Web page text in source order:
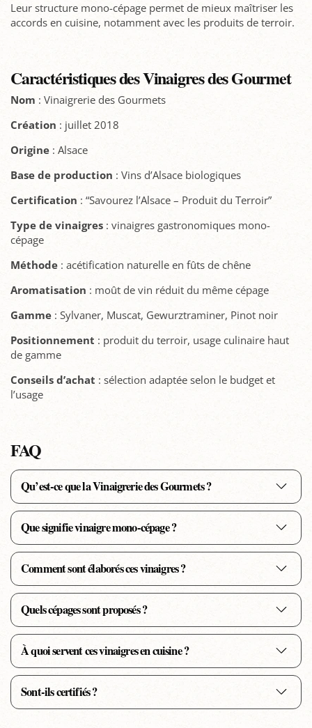
Leur structure mono-cépage permet de mieux maîtriser les
accords en cuisine, notamment avec les produits de terroir.
Caractéristiques des Vinaigres des Gourmet
Nom : Vinaigrerie des Gourmets
Création : juillet 2018
Origine : Alsace
Base de production : Vins d’Alsace biologiques
Certification : “Savourez l’Alsace – Produit du Terroir”
Type de vinaigres : vinaigres gastronomiques mono-
cépage
Méthode : acétification naturelle en fûts de chêne
Aromatisation : moût de vin réduit du même cépage
Gamme : Sylvaner, Muscat, Gewurztraminer, Pinot noir
Positionnement : produit du terroir, usage culinaire haut
de gamme
Conseils d’achat : sélection adaptée selon le budget et
l’usage
FAQ
Qu’est-ce que la Vinaigrerie des Gourmets ?
Que signifie vinaigre mono-cépage ?
Comment sont élaborés ces vinaigres ?
Quels cépages sont proposés ?
À quoi servent ces vinaigres en cuisine ?
Sont-ils certifiés ?